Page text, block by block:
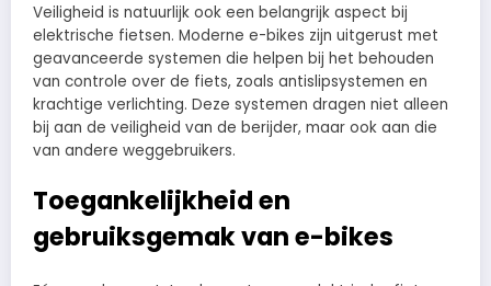
Veiligheid is natuurlijk ook een belangrijk aspect bij
elektrische fietsen. Moderne e-bikes zijn uitgerust met
geavanceerde systemen die helpen bij het behouden
van controle over de fiets, zoals antislipsystemen en
krachtige verlichting. Deze systemen dragen niet alleen
bij aan de veiligheid van de berijder, maar ook aan die
van andere weggebruikers.
Toegankelijkheid en
gebruiksgemak van e-bikes